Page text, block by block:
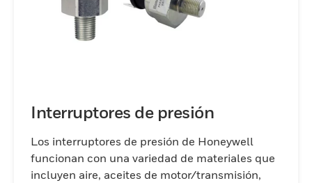
Interruptores de presión
Los interruptores de presión de Honeywell
funcionan con una variedad de materiales que
incluyen aire, aceites de motor/transmisión,